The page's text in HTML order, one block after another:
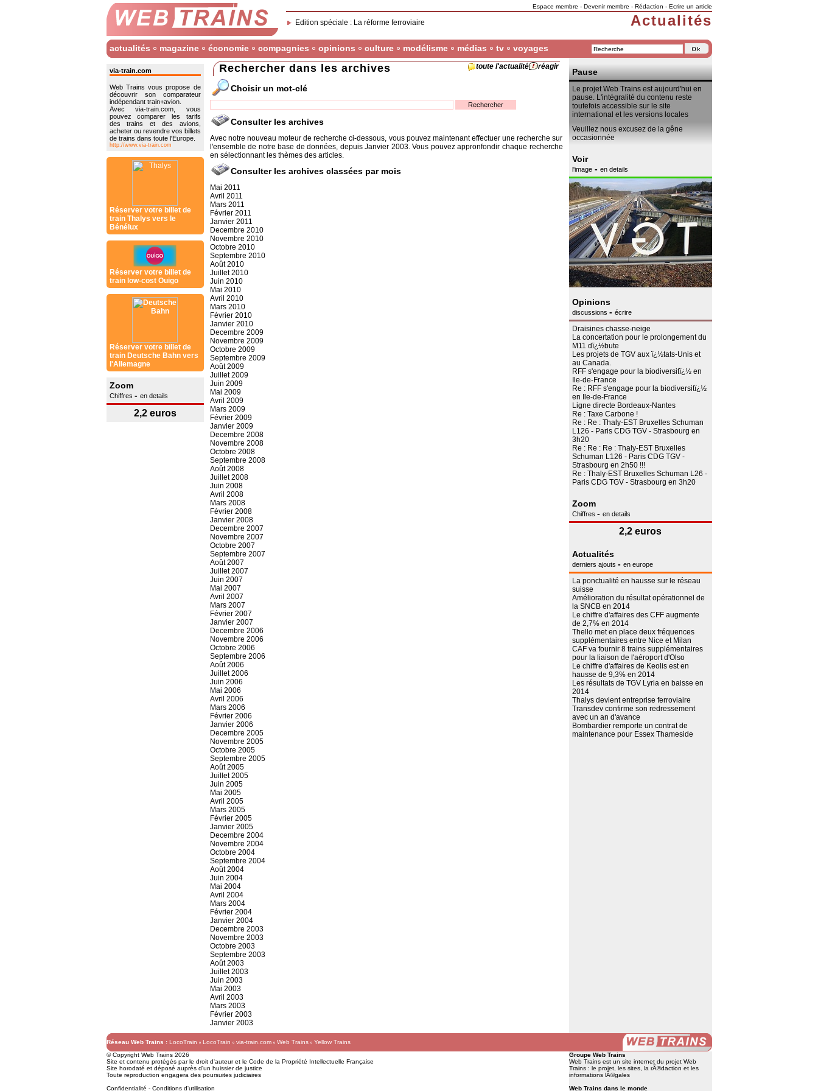
Espace membre - Devenir membre - Rédaction - Ecrire un article
Edition spéciale : La réforme ferroviaire Actualités
actualités magazine économie compagnies opinions culture modélisme médias tv voyages
via-train.com
Web Trains vous propose de
découvrir son comparateur
indépendant train+avion.
Avec via-train.com, vous
pouvez comparer les tarifs
des trains et des avions,
acheter ou revendre vos billets
de trains dans toute l'Europe.
http://www.via-train.com
Réserver votre billet de
train Thalys vers le
Bénélux
Réserver votre billet de
train low-cost Ouigo
Réserver votre billet de
train Deutsche Bahn vers
l'Allemagne
Zoom
Chiffres - en details
2,2 euros
réagir
toute l'actualité
Rechercher dans les archives
Choisir un mot-clé
Consulter les archives
Avec notre nouveau moteur de recherche ci-dessous, vous pouvez maintenant effectuer une recherche sur
l'ensemble de notre base de données, depuis Janvier 2003. Vous pouvez appronfondir chaque recherche
en sélectionnant les thèmes des articles.
Consulter les archives classées par mois
Mai 2011
Avril 2011
Mars 2011
Février 2011
Janvier 2011
Decembre 2010
Novembre 2010
Octobre 2010
Septembre 2010
Août 2010
Juillet 2010
Juin 2010
Mai 2010
Avril 2010
Mars 2010
Février 2010
Janvier 2010
Decembre 2009
Novembre 2009
Octobre 2009
Septembre 2009
Août 2009
Juillet 2009
Juin 2009
Mai 2009
Avril 2009
Mars 2009
Février 2009
Janvier 2009
Decembre 2008
Novembre 2008
Octobre 2008
Septembre 2008
Août 2008
Juillet 2008
Juin 2008
Avril 2008
Mars 2008
Février 2008
Janvier 2008
Decembre 2007
Novembre 2007
Octobre 2007
Septembre 2007
Août 2007
Juillet 2007
Juin 2007
Mai 2007
Avril 2007
Mars 2007
Février 2007
Janvier 2007
Decembre 2006
Novembre 2006
Octobre 2006
Septembre 2006
Août 2006
Juillet 2006
Juin 2006
Mai 2006
Avril 2006
Mars 2006
Février 2006
Janvier 2006
Decembre 2005
Novembre 2005
Octobre 2005
Septembre 2005
Août 2005
Juillet 2005
Juin 2005
Mai 2005
Avril 2005
Mars 2005
Février 2005
Janvier 2005
Decembre 2004
Novembre 2004
Octobre 2004
Septembre 2004
Août 2004
Juin 2004
Mai 2004
Avril 2004
Mars 2004
Février 2004
Janvier 2004
Decembre 2003
Novembre 2003
Octobre 2003
Septembre 2003
Août 2003
Juillet 2003
Juin 2003
Mai 2003
Avril 2003
Mars 2003
Février 2003
Janvier 2003
Pause
Le projet Web Trains est aujourd'hui en
pause. L'intégralité du contenu reste
toutefois accessible sur le site
international et les versions locales
Veuillez nous excusez de la gêne
occasionnée
Voir
l'image- en details
Opinions
discussions - écrire
Draisines chasse-neige
La concertation pour le prolongement du
M11 dï¿½bute
Les projets de TGV aux ï¿½tats-Unis et
au Canada.
RFF s'engage pour la biodiversitï¿½ en
Ile-de-France
Re : RFF s'engage pour la biodiversitï¿½
en Ile-de-France
Ligne directe Bordeaux-Nantes
Re : Taxe Carbone !
Re : Re : Thaly-EST Bruxelles Schuman
L126 - Paris CDG TGV - Strasbourg en
3h20
Re : Re : Re : Thaly-EST Bruxelles
Schuman L126 - Paris CDG TGV -
Strasbourg en 2h50 !!!
Re : Thaly-EST Bruxelles Schuman L26 -
Paris CDG TGV - Strasbourg en 3h20
Zoom
Chiffres - en details
2,2 euros
Actualités
derniers ajouts - en europe
La ponctualité en hausse sur le réseau
suisse
Amélioration du résultat opérationnel de
la SNCB en 2014
Le chiffre d'affaires des CFF augmente
de 2,7% en 2014
Thello met en place deux fréquences
supplémentaires entre Nice et Milan
CAF va fournir 8 trains supplémentaires
pour la liaison de l'aéroport d'Olso
Le chiffre d'affaires de Keolis est en
hausse de 9,3% en 2014
Les résultats de TGV Lyria en baisse en
2014
Thalys devient entreprise ferroviaire
Transdev confirme son redressement
avec un an d'avance
Bombardier remporte un contrat de
maintenance pour Essex Thameside
Réseau Web Trains : LocoTrain LocoTrain via-train.com Web Trains
Yellow Trains
© Copyright Web Trains 2026
Site et contenu protégés par le droit d'auteur et le Code de la Propriété Intellectuelle Française
Site horodaté et déposé auprès d'un huissier de justice
Toute reproduction engagera des poursuites judiciaires
Confidentialité - Conditions d'utilisation
Groupe Web Trains
Web Trains est un site internet du projet Web
Trains: le projet, les sites, la rÃ©daction et les
informations lÃ©gales
Web Trains dans le monde